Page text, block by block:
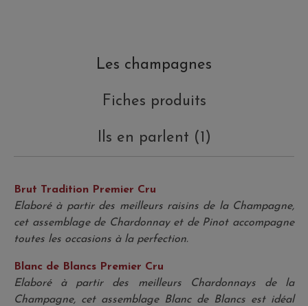
Les champagnes
Fiches produits
Ils en parlent (1)
Brut Tradition Premier Cru
Elaboré à partir des meilleurs raisins de la Champagne,
cet assemblage de Chardonnay et de Pinot accompagne
toutes les occasions à la perfection.
Blanc de Blancs Premier Cru
Elaboré à partir des meilleurs Chardonnays de la
Champagne, cet assemblage Blanc de Blancs est idéal